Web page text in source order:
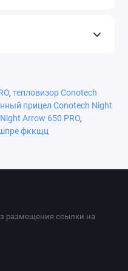
, тепловизор Conotech
прицел Conotech Night
Arrow 650 PRO,
фккщц
размещения ссылки на